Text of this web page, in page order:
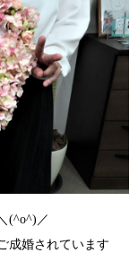
(^o^)／
成婚されています